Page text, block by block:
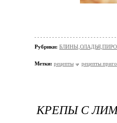
Рубрики:
Метки: рецепты рецепты
КРЕПЫ С